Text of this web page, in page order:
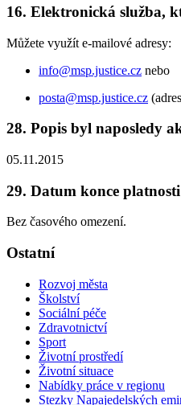
16. Elektronická služba,
Můžete využít e-mailové adresy:
info@msp.justice.cz nebo
posta@msp.justice.cz
28. Popis byl naposledy
05.11.2015
29. Datum konce
Bez časového omezení.
Ostatní
Rozvoj města
Školství
Sociální péče
Zdravotnictví
Sport
Životní prostředí
Životní situace
Nabídky práce v regionu
Stezky Napajedelských